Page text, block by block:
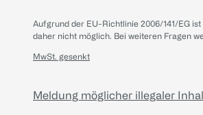
Aufgrund der EU-Richtlinie 2006/141/EG
daher nicht möglich. Bei weiteren Fragen
MwSt. gesenkt
Meldung möglicher illegaler